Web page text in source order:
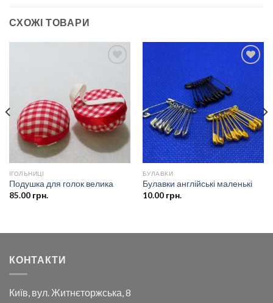
СХОЖІ ТОВАРИ
списку
бажань
ІГОЛЬНИЦІ
Подушка для голок велика
85.00грн.
бажань
БУЛАВКИ
Булавки англійські маленькі
10.00грн.
КОНТАКТИ
Київ, вул. Житнєторжська, 8